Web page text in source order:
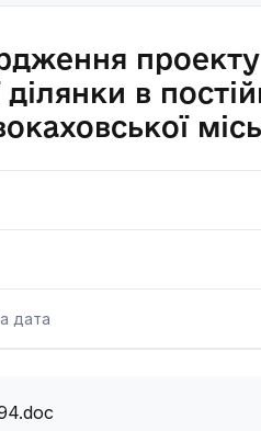
в
дата